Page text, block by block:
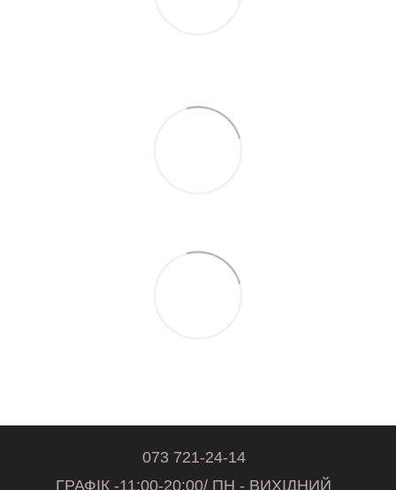
073 721-24-14
ГРАФІК -11:00-20:00/ ПН - ВИХІДНИЙ